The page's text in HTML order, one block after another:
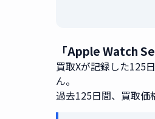
「Apple Watch
買取Xが記録した125
ん。
過去125日間、買取価